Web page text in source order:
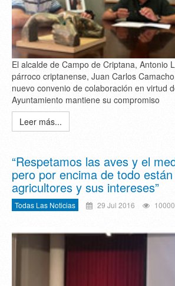
El alcalde de Campo de Criptana, Antonio
párroco criptanense, Juan Carlos
nuevo convenio de colaboración en virtud
Ayuntamiento mantiene su compromiso
Leer más...
“Respetamos las aves y el
pero por encima de todo
agricultores y sus intereses”
Todas Las Noticias 29 Jul 2016 10000